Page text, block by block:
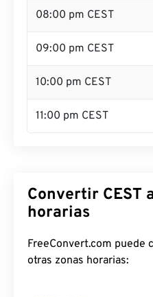
08:00 pm CEST
09:00 pm CEST
10:00 pm CEST
11:00 pm CEST
Convertir CEST
horarias
FreeConvert.com puede
otras zonas horarias: